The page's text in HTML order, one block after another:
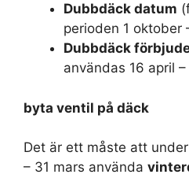
Dubbdäck datum
perioden 1 oktober
Dubbdäck
användas 16 april
byta ventil på däck
Det är ett måste att
– 31 mars använda